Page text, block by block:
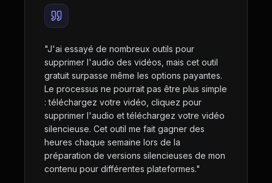
"J'ai essayé de nombreux outils pour
supprimer l'audio des vidéos, mais cet outil
gratuit surpasse même les options payantes.
Le processus ne pourrait pas être plus simple
: téléchargez votre vidéo, cliquez pour
supprimer l'audio et téléchargez votre vidéo
silencieuse. Cet outil me fait gagner des
heures chaque semaine lors de la
préparation de versions silencieuses de mon
contenu pour différentes plateformes."